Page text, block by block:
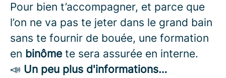
Pour bien t’accompagner, et parce que
l’on ne va pas te jeter dans le grand bain
sans te fournir de bouée, une formation
en binôme te sera assurée en interne.
📣 Un peu plus d'informations…